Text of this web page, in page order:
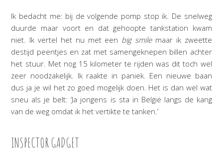
Ik bedacht me: bij de volgende pomp stop ik. De snelweg
duurde maar voort en dat gehoopte tankstation kwam
niet. Ik vertel het nu met een big smilemaar ik zweette
destijd peentjes en zat met samengeknepen billen achter
het stuur. Met nog 15 kilometer te rijden was dit toch wel
zeer noodzakelijk. Ik raakte in paniek. Een nieuwe baan
dus ja je wil het zo goed mogelijk doen. Het is dan wel wat
sneu als je belt: ‘Ja jongens is sta in België langs de kang
van de weg omdat ik het vertikte te tanken.’
INSPECTOR GADGET